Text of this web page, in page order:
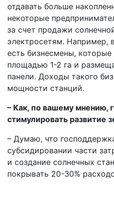
отдавать больше
некоторые
за счет продажи
электросетям. Например,
есть бизнесмены,
площадью 1-2 га и
панели. Доходы такого
мощности станций.
– Как, по вашему мнению,
стимулировать развитие
– Думаю, что
субсидировании части
и создание солнечных
покрывать 20-30%